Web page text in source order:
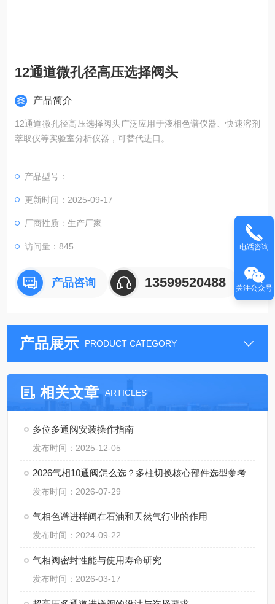
12通道微孔径高压选择阀头
产品简介
12通道微孔径高压选择阀头广泛应用于液相色谱仪器、快速溶剂
萃取仪等实验室分析仪器，可替代进口。
产品型号：
更新时间：2025-09-17
厂商性质：生产厂家
访问量：845
产品咨询 13599520488
产品展示 PRODUCT CATEGORY
相关文章 ARTICLES
多位多通阀安装操作指南
发布时间：2025-12-05
2026气相10通阀怎么选？多柱切换核心部件选型参考
发布时间：2026-07-29
气相色谱进样阀在石油和天然气行业的作用
发布时间：2024-09-22
气相阀密封性能与使用寿命研究
发布时间：2026-03-17
电话咨询
关注公众号